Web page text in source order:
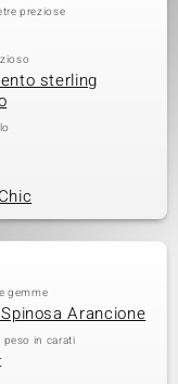
preziose
sterling
gemme
Arancione
peso in carati